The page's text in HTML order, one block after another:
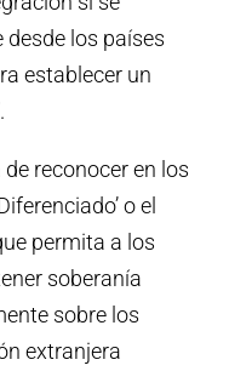
los países
establecer un
reconocer en los
o el
permita a los
soberanía
sobre los
extranjera